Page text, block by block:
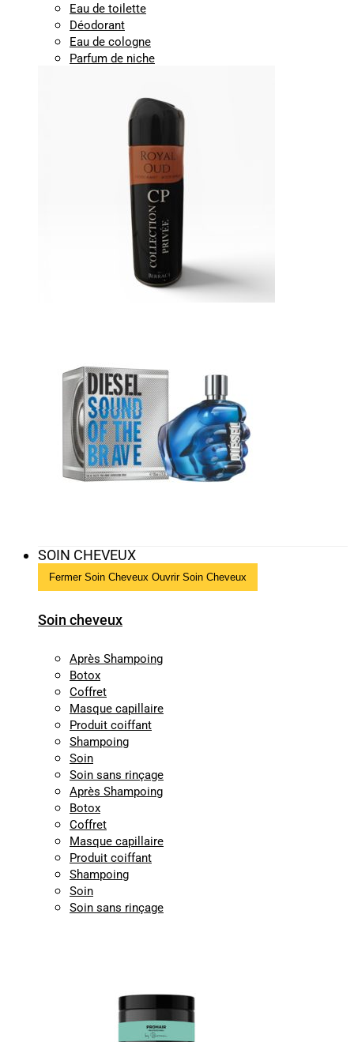
Eau de toilette
Déodorant
Eau de cologne
Parfum de niche
SOIN CHEVEUX
Fermer Soin Cheveux Ouvrir Soin Cheveux
Soin cheveux
Après Shampoing
Botox
Coffret
Masque capillaire
Produit coiffant
Shampoing
Soin
Soin sans rinçage
Après Shampoing
Botox
Coffret
Masque capillaire
Produit coiffant
Shampoing
Soin
Soin sans rinçage